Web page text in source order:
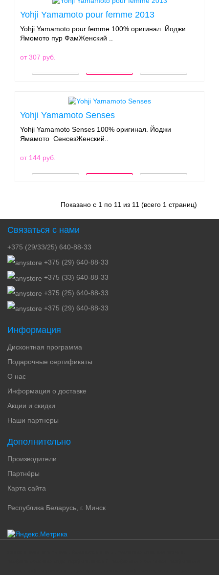
Yohji Yamamoto pour femme 2013
Yohji Yamamoto pour femme 100% оригинал. Йоджи
Ямомото пур ФамЖенский ..
от 307 руб.
Yohji Yamamoto Senses
Yohji Yamamoto Senses 100% оригинал. Йоджи
Ямамото СенсезЖенский..
от 144 руб.
Показано с 1 по 11 из 11 (всего 1 страниц)
Связаться с нами
+375 (29/33/25) 640-88-33
+375 (29) 640-88-33
+375 (33) 640-88-33
+375 (25) 640-88-33
+375 (29) 640-88-33
Информация
Дисконтная программа
Подарочные сертификаты
О нас
Информация о доставке
Акции и скидки
Наши партнеры
Дополнительно
Производители
Партнёры
Карта сайта
Республика Беларусь, г. Минск